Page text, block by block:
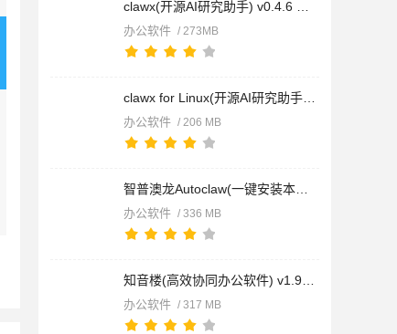
办公软件 / 273MB
办公软件 / 206 MB
办公软件 / 336 MB
办公软件 / 317 MB